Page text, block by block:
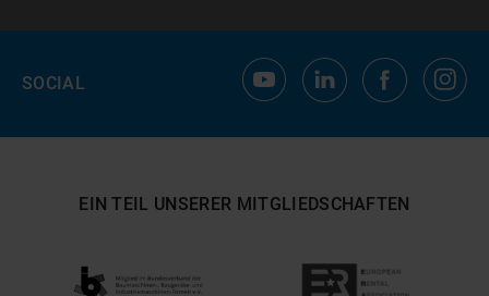
SOCIAL
EIN TEIL UNSERER MITGLIEDSCHAFTEN